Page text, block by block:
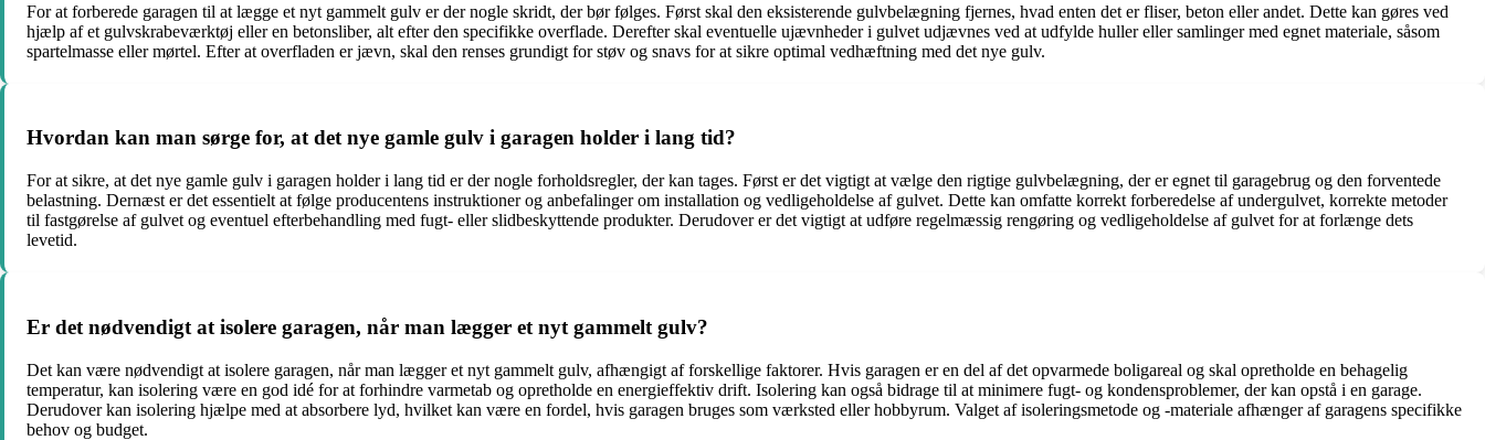
For at forberede garagen til at lægge et nyt gammelt gulv er der nogle skridt, der bør følges. Først skal den eksisterende gulvbelægning fjernes, hvad enten det er fliser, beton eller andet. Dette kan gøres ved
hjælp af et gulvskrabeværktøj eller en betonsliber, alt efter den specifikke overflade. Derefter skal eventuelle ujævnheder i gulvet udjævnes ved at udfylde huller eller samlinger med egnet materiale, såsom
spartelmasse eller mørtel. Efter at overfladen er jævn, skal den renses grundigt for støv og snavs for at sikre optimal vedhæftning med det nye gulv.
Hvordan kan man sørge for, at det nye gamle gulv i garagen holder i lang tid?
For at sikre, at det nye gamle gulv i garagen holder i lang tid er der nogle forholdsregler, der kan tages. Først er det vigtigt at vælge den rigtige gulvbelægning, der er egnet til garagebrug og den forventede
belastning. Dernæst er det essentielt at følge producentens instruktioner og anbefalinger om installation og vedligeholdelse af gulvet. Dette kan omfatte korrekt forberedelse af undergulvet, korrekte metoder
til fastgørelse af gulvet og eventuel efterbehandling med fugt- eller slidbeskyttende produkter. Derudover er det vigtigt at udføre regelmæssig rengøring og vedligeholdelse af gulvet for at forlænge dets
levetid.
Er det nødvendigt at isolere garagen, når man lægger et nyt gammelt gulv?
Det kan være nødvendigt at isolere garagen, når man lægger et nyt gammelt gulv, afhængigt af forskellige faktorer. Hvis garagen er en del af det opvarmede boligareal og skal opretholde en behagelig
temperatur, kan isolering være en god idé for at forhindre varmetab og opretholde en energieffektiv drift. Isolering kan også bidrage til at minimere fugt- og kondensproblemer, der kan opstå i en garage.
Derudover kan isolering hjælpe med at absorbere lyd, hvilket kan være en fordel, hvis garagen bruges som værksted eller hobbyrum. Valget af isoleringsmetode og -materiale afhænger af garagens specifikke
behov og budget.